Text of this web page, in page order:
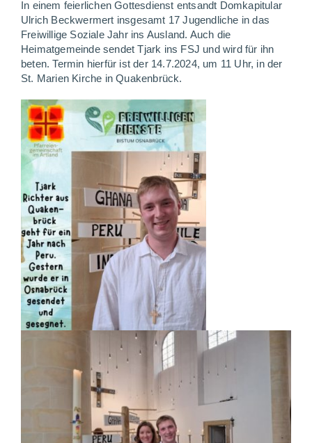
In einem feierlichen Gottesdienst entsandt Domkapitular
Ulrich Beckwermert insgesamt 17 Jugendliche in das
Freiwillige Soziale Jahr ins Ausland. Auch die
Heimatgemeinde sendet Tjark ins FSJ und wird für ihn
beten. Termin hierfür ist der 14.7.2024, um 11 Uhr, in der
St. Marien Kirche in Quakenbrück.